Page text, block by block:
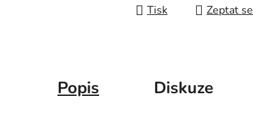
Tisk Zeptat se
Popis Diskuze